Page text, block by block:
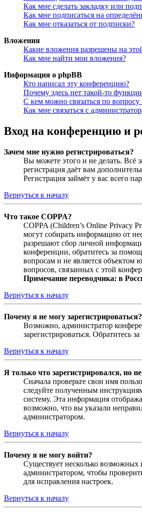
Как мне сделать закладку или
Как мне подписаться на
Как мне отказаться от подписки?
Вложения
Какие вложения разрешены на
Как мне найти мои вложения?
Информация о phpBB
Кто написал эту конференцию?
Почему здесь нет такой-то
С кем можно связаться по
Как мне связаться с
Вход на конференцию и
Зачем мне нужно регистрироваться?
Вы можете этого и не делать. Всё
регистрация даёт вам
Регистрация займёт у вас всего
Вернуться к началу
Что такое COPPA?
COPPA (Children’s Online Privacy
могут собирать информацию от
разрешают сбор личной
конференции, обратитесь за
вопросам и не является объектом
вопросов, связанных с этой
Примечание переводчика: в
Вернуться к началу
Почему я не могу зарегистрироваться?
Возможно, администратор
зарегистрироваться. Обратитесь
Вернуться к началу
Я только что зарегистрировался, но
Сначала проверьте свои имя
следуйте полученным
систему. Эта информация
возможно, что вы указали
администратором.
Вернуться к началу
Почему я не могу войти?
Существует несколько возможных
администратором, чтобы
для исправления настроек.
Вернуться к началу